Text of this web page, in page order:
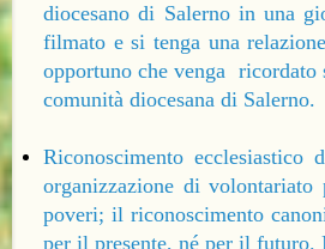
diocesano di Salerno in una
filmato e si tenga una
opportuno che venga
comunità diocesana di Salerno.
Riconoscimento ecclesiastico
organizzazione di
poveri; il riconoscimento
per il presente, né per il futuro.